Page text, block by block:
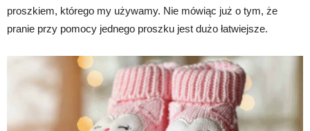
proszkiem, którego my używamy. Nie mówiąc już o tym, że
pranie przy pomocy jednego proszku jest dużo łatwiejsze.